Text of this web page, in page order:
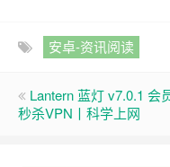
安卓-资讯阅读
Lantern 蓝灯 v7.0.1 会
秒杀VPN丨科学上网